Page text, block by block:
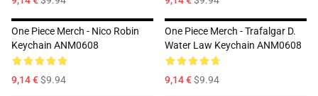
One Piece Merch - Nico Robin
Keychain ANM0608
9,14 €$9.94
One Piece Merch - Trafalgar D.
Water Law Keychain ANM0608
9,14 €$9.94